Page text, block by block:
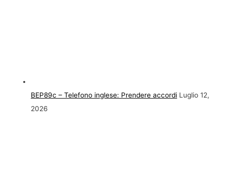
BEP89c – Telefono inglese: Prendere accordi Luglio 12,
2026